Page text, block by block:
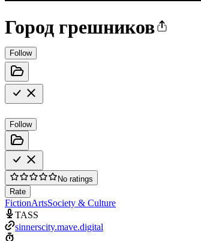
Город грешников
Follow
Follow
No ratings
Rate
FictionArtsSociety & Culture
TASS
sinnerscity.mave.digital